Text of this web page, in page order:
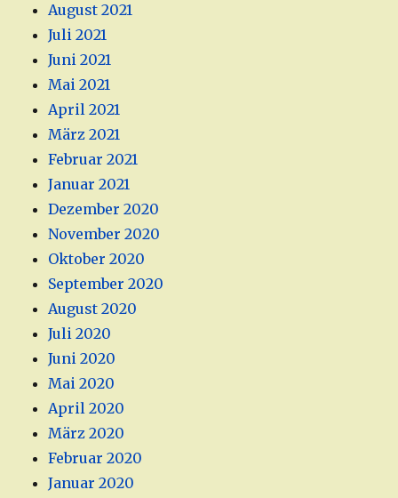
August 2021
Juli 2021
Juni 2021
Mai 2021
April 2021
März 2021
Februar 2021
Januar 2021
Dezember 2020
November 2020
Oktober 2020
September 2020
August 2020
Juli 2020
Juni 2020
Mai 2020
April 2020
März 2020
Februar 2020
Januar 2020